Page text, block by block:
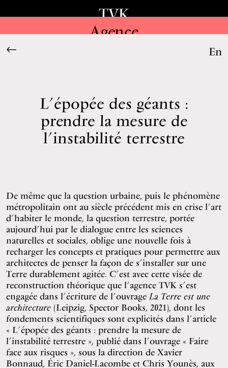
En
TVK
Agence
←
L’épopée des géants :
prendre la mesure de
l’instabilité terrestre
De même que la question urbaine, puis le phénomène
métropolitain ont au siècle précédent mis en crise l’art
d’habiter le monde, la question terrestre, portée
aujourd’hui par le dialogue entre les sciences
naturelles et sociales, oblige une nouvelle fois à
recharger les concepts et pratiques pour permettre aux
architectes de penser la façon de s’installer sur une
Terre durablement agitée. C’est avec cette visée de
reconstruction théorique que l’agence TVK s’est
engagée dans l’écriture de l’ouvrage La Terre est une
architecture (Leipzig, Spector Books, 2021), dont les
fondements scientifiques sont explicités dans l’article
« L’épopée des géants : prendre la mesure de
l’instabilité terrestre », publié dans l’ouvrage « Faire
face aux risques », sous la direction de Xavier
Bonnaud, Éric Daniel-Lacombe et Chris Younès, aux